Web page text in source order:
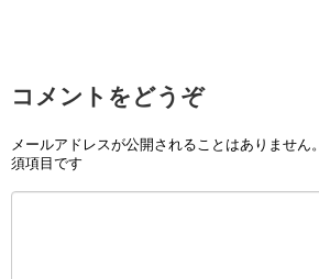
コメントをどうぞ
メールアドレスが公開されることはありません。
須項目です